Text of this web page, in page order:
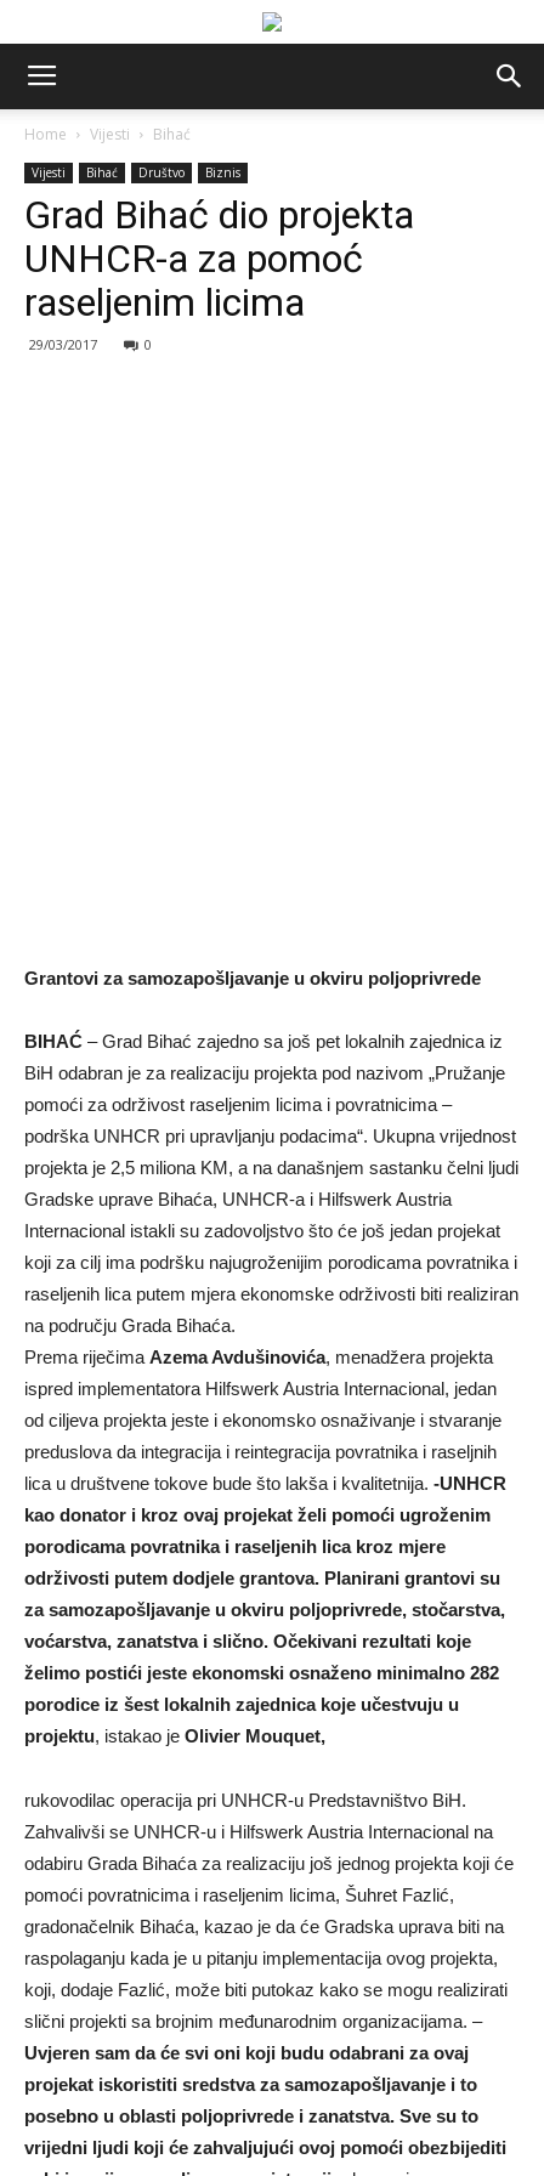
Home Vijesti Bihać
Vijesti Bihać Društvo Biznis
Grad Bihać dio projekta
UNHCR-a za pomoć
raseljenim licima
29/03/2017 0
Grantovi za samozapošljavanje u okviru poljoprivrede
BIHAĆ – Grad Bihać zajedno sa još pet lokalnih zajednica iz
BiH odabran je za realizaciju projekta pod nazivom „Pružanje
pomoći za održivost raseljenim licima i povratnicima –
podrška UNHCR pri upravljanju podacima“. Ukupna vrijednost
projekta je 2,5 miliona KM, a na današnjem sastanku čelni ljudi
Gradske uprave Bihaća, UNHCR-a i Hilfswerk Austria
Internacional istakli su zadovoljstvo što će još jedan projekat
koji za cilj ima podršku najugroženijim porodicama povratnika i
raseljenih lica putem mjera ekonomske održivosti biti realiziran
na području Grada Bihaća.
Prema riječima Azema Avdušinovića, menadžera projekta
ispred implementatora Hilfswerk Austria Internacional, jedan
od ciljeva projekta jeste i ekonomsko osnaživanje i stvaranje
preduslova da integracija i reintegracija povratnika i raseljnih
lica u društvene tokove bude što lakša i kvalitetnija. -UNHCR
kao donator i kroz ovaj projekat želi pomoći ugroženim
porodicama povratnika i raseljenih lica kroz mjere
održivosti putem dodjele grantova. Planirani grantovi su
za samozapošljavanje u okviru poljoprivrede, stočarstva,
voćarstva, zanatstva i slično. Očekivani rezultati koje
želimo postići jeste ekonomski osnaženo minimalno 282
porodice iz šest lokalnih zajednica koje učestvuju u
projektu, istakao je Olivier Mouquet,
rukovodilac operacija pri UNHCR-u Predstavništvo BiH.
Zahvalivši se UNHCR-u i Hilfswerk Austria Internacional na
odabiru Grada Bihaća za realizaciju još jednog projekta koji će
pomoći povratnicima i raseljenim licima, Šuhret Fazlić,
gradonačelnik Bihaća, kazao je da će Gradska uprava biti na
raspolaganju kada je u pitanju implementacija ovog projekta,
koji, dodaje Fazlić, može biti putokaz kako se mogu realizirati
slični projekti sa brojnim međunarodnim organizacijama. –
Uvjeren sam da će svi oni koji budu odabrani za ovaj
projekat iskoristiti sredstva za samozapošljavanje i to
posebno u oblasti poljoprivrede i zanatstva. Sve su to
vrijedni ljudi koji će zahvaljujući ovoj pomoći obezbijediti